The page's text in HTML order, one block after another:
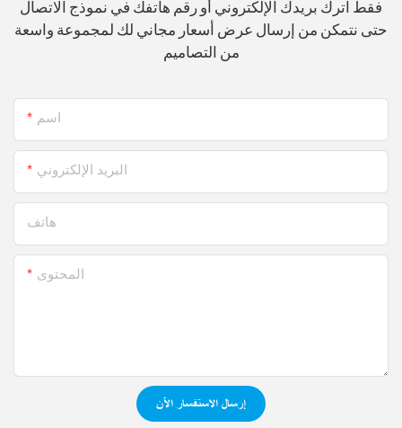
فقط اترك بريدك الإلكتروني أو رقم هاتفك في نموذج الاتصال
حتى نتمكن من إرسال عرض أسعار مجاني لك لمجموعة واسعة
من التصاميم
اسم
البريد الإلكتروني
هاتف
المحتوى
إرسال الاستفسار الآن